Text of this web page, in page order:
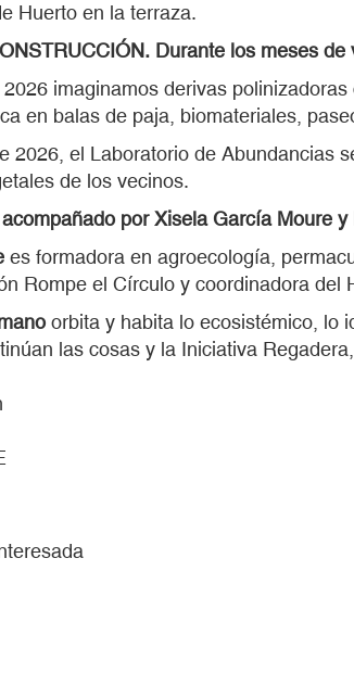
Huerto en la terraza.
Durante los meses de
imaginamos derivas
en balas de paja, biomateriales,
2026, el Laboratorio de Abundancias
de los vecinos.
por Xisela García Moure
es formadora en agroecología,
Rompe el Círculo y coordinadora del
orbita y habita lo ecosistémico, lo
las cosas y la Iniciativa